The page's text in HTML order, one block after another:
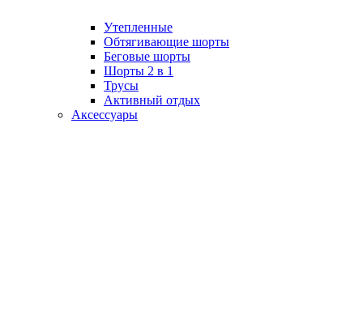
Утепленные
Обтягивающие шорты
Беговые шорты
Шорты 2 в 1
Трусы
Активный отдых
Аксессуары